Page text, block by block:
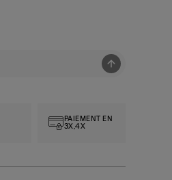
PAIEMENT EN
3X,4X